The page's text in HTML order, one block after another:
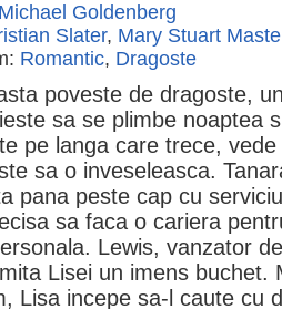
Michael Goldenberg
Slater, Mary Stuart
Romantic, Dragoste
poveste de dragoste,
sa se plimbe noaptea
pe langa care trece,
sa o inveseleasca.
pana peste cap cu
sa faca o cariera
Lewis, vanzator
Lisei un imens buchet.
Lisa incepe sa-l caute cu d